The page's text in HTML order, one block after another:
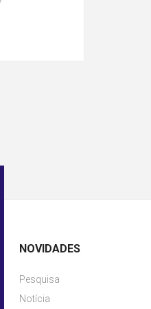
NOVIDADES
Pesquisa
Notícia